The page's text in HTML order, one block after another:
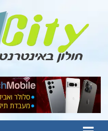
content
Hcity – חולון באינטרנט
פורטל החדשות והמידע של חולון